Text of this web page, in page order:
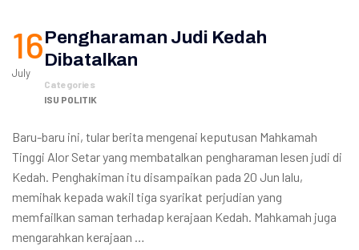
16
July
Pengharaman Judi Kedah
Dibatalkan
Categories
ISU POLITIK
Baru-baru ini, tular berita mengenai keputusan Mahkamah
Tinggi Alor Setar yang membatalkan pengharaman lesen judi di
Kedah. Penghakiman itu disampaikan pada 20 Jun lalu,
memihak kepada wakil tiga syarikat perjudian yang
memfailkan saman terhadap kerajaan Kedah. Mahkamah juga
mengarahkan kerajaan …